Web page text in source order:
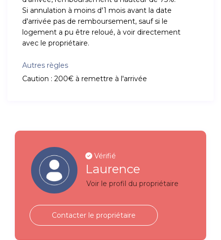
Si annulation à moins d'1 mois avant la date
d'arrivée pas de remboursement, sauf si le
logement a pu être reloué, à voir directement
avec le propriétaire.
Autres règles
Caution : 200€ à remettre à l'arrivée
Vérifié
Laurence
Voir le profil du propriétaire
Contacter le propriétaire